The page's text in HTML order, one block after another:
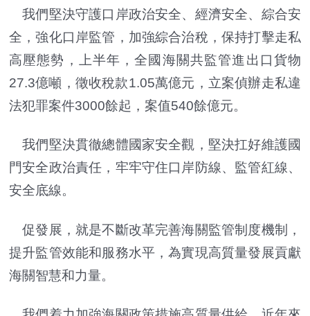
我們堅決守護口岸政治安全、經濟安全、綜合安
全，強化口岸監管，加強綜合治稅，保持打擊走私
高壓態勢，上半年，全國海關共監管進出口貨物
27.3億噸，徵收稅款1.05萬億元，立案偵辦走私違
法犯罪案件3000餘起，案值540餘億元。
我們堅決貫徹總體國家安全觀，堅決扛好維護國
門安全政治責任，牢牢守住口岸防線、監管紅線、
安全底線。
促發展，就是不斷改革完善海關監管制度機制，
提升監管效能和服務水平，為實現高質量發展貢獻
海關智慧和力量。